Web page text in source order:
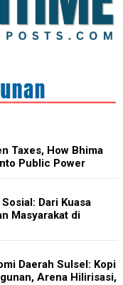
Taxes, How Bhima
Public Power
Dari Kuasa
Masyarakat di
Daerah Sulsel: Kopi
Arena Hilirisasi,